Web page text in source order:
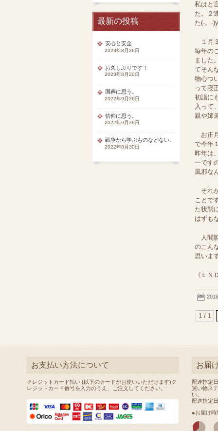
私はと
た。２
た(-。-
１月
毎年の
ました
てそん
物心つ
って寝
初詣に
入って
親や姉
お正
で今年
昨年は
一です
風邪な
それ
ことで
た状態
はずも
人間
のこん
思いま
《ＥＮ
1 / 1
最新の投稿
安心と安全
2023年8月26日
お久しぶりです！
2023年8月20日
国葬に思う。
2022年9月26日
信仰に思う。
2022年9月26日
戦争から学ぶものなどない。
2022年8月30日
お支払い方法について
クレジットカード払い (以下のカードがお使いいただけます)ク
レジットカード番号を入力のうえ、ご注文してください。
お届
配達指定
買い物ス
い。
配送指定
●お届け時